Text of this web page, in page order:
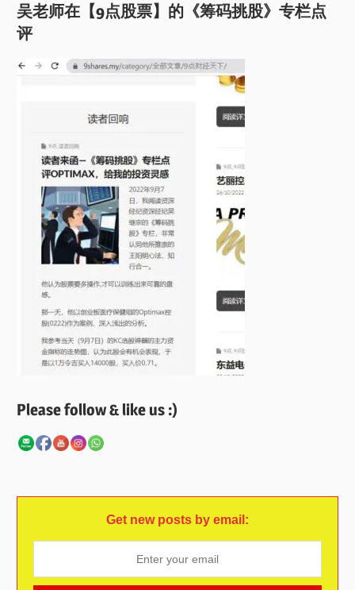
吴老师在【9点股票】的《筹码挑股》专栏点
评
Please follow & like us :)
Get new posts by email: